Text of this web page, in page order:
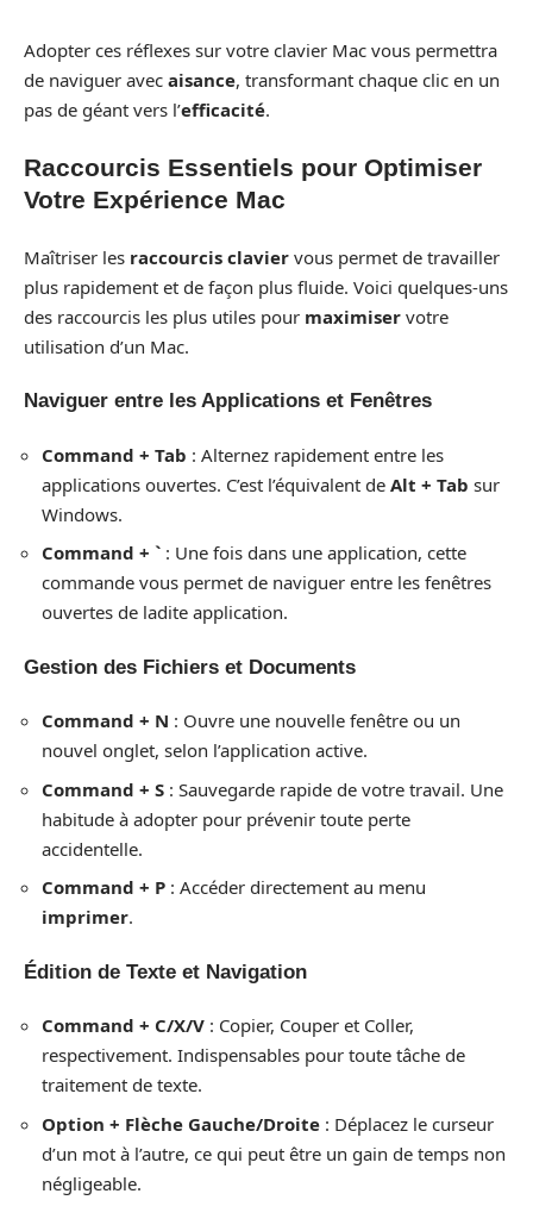
Adopter ces réflexes sur votre clavier Mac vous permettra
de naviguer avec aisance, transformant chaque clic en un
pas de géant vers l’efficacité.
Raccourcis Essentiels pour Optimiser
Votre Expérience Mac
Maîtriser les raccourcis clavier vous permet de travailler
plus rapidement et de façon plus fluide. Voici quelques-uns
des raccourcis les plus utiles pour maximiser votre
utilisation d’un Mac.
Naviguer entre les Applications et Fenêtres
Command + Tab : Alternez rapidement entre les
applications ouvertes. C’est l’équivalent de Alt + Tab sur
Windows.
Command + ` : Une fois dans une application, cette
commande vous permet de naviguer entre les fenêtres
ouvertes de ladite application.
Gestion des Fichiers et Documents
Command + N : Ouvre une nouvelle fenêtre ou un
nouvel onglet, selon l’application active.
Command + S : Sauvegarde rapide de votre travail. Une
habitude à adopter pour prévenir toute perte
accidentelle.
Command + P : Accéder directement au menu
imprimer.
Édition de Texte et Navigation
Command + C/X/V : Copier, Couper et Coller,
respectivement. Indispensables pour toute tâche de
traitement de texte.
Option + Flèche Gauche/Droite : Déplacez le curseur
d’un mot à l’autre, ce qui peut être un gain de temps non
négligeable.